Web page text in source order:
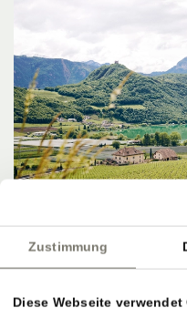
Zustimmung
Diese Webseite verwendet